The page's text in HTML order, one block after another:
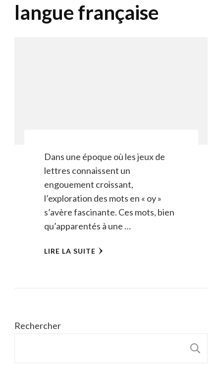
langue française
Dans une époque où les jeux de
lettres connaissent un
engouement croissant,
l’exploration des mots en « oy »
s’avère fascinante. Ces mots, bien
qu’apparentés à une …
LIRE LA SUITE
Rechercher